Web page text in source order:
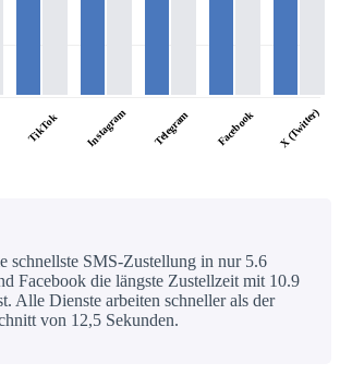
TikTok Instagram Telegram Facebook X (Twitter)
schnellste SMS-Zustellung in nur 5.6
Facebook die längste Zustellzeit mit 10.9
Alle Dienste arbeiten schneller als der
von 12,5 Sekunden.